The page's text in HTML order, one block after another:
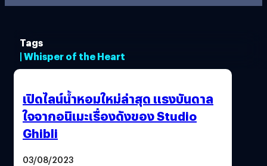
Tags
| Whisper of the Heart
เปิดไลน์น้ำหอมใหม่ล่าสุด แรงบันดาล
ใจจากอนิเมะเรื่องดังของ Studio
Ghibli
03/08/2023